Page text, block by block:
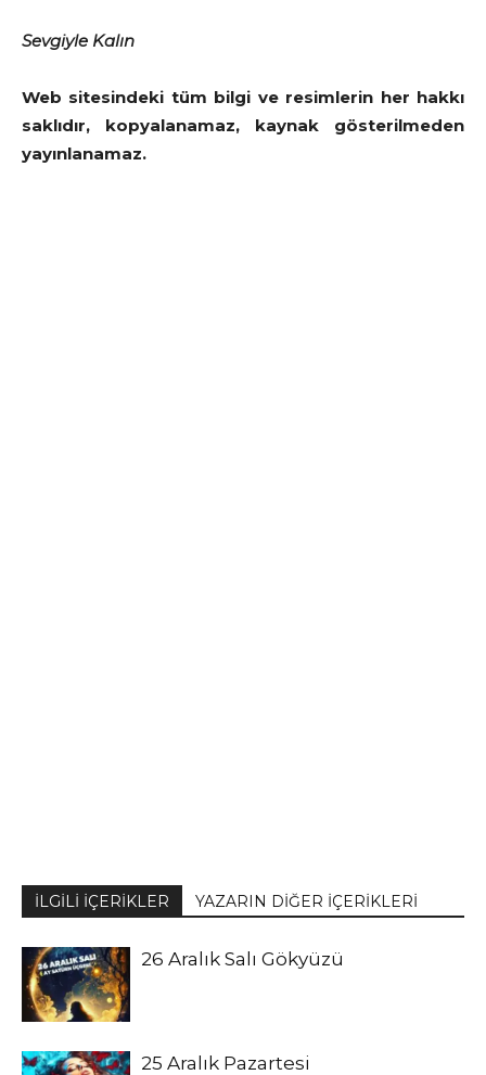
Sevgiyle Kalın
Web sitesindeki tüm bilgi ve resimlerin her hakkı
saklıdır, kopyalanamaz, kaynak gösterilmeden
yayınlanamaz.
İLGİLİ İÇERİKLER YAZARIN DİĞER İÇERİKLERİ
26 Aralık Salı Gökyüzü
25 Aralık Pazartesi